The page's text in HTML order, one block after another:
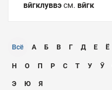
вӣгклуввэ см. вӣгк
Всё А Б В Г Д Е Ё
Н О П Р С Т У Ӯ
Э Ю Я